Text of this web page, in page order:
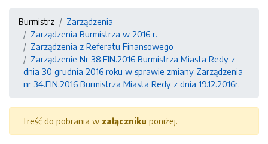
Burmistrz
Zarządzenia
Zarządzenia Burmistrza w 2016 r.
Zarządzenia z Referatu Finansowego
Zarządzenie Nr 38.FIN.2016 Burmistrza Miasta Redy z
dnia 30 grudnia 2016 roku w sprawie zmiany Zarządzenia
nr 34.FIN.2016 Burmistrza Miasta Redy z dnia 19.12.2016r.
Treść do pobrania w załączniku poniżej.